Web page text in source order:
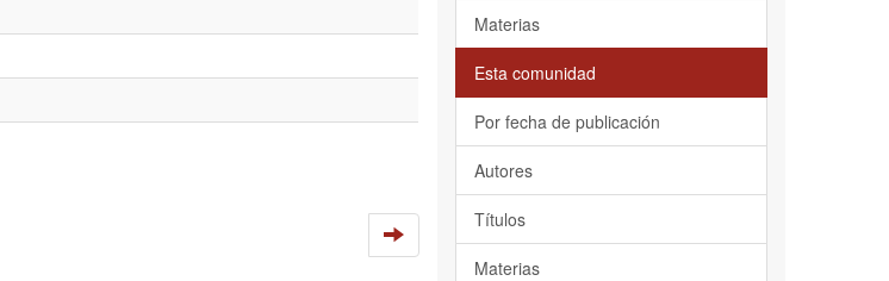
Materias
Esta comunidad
Por fecha de publicación
Autores
Títulos
Materias